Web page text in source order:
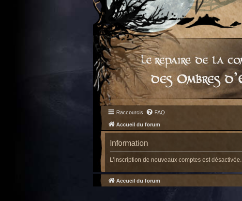
Raccourcis FAQ
Accueil du forum
Information
L’inscription de nouveaux comptes est désactivée.
Accueil du forum